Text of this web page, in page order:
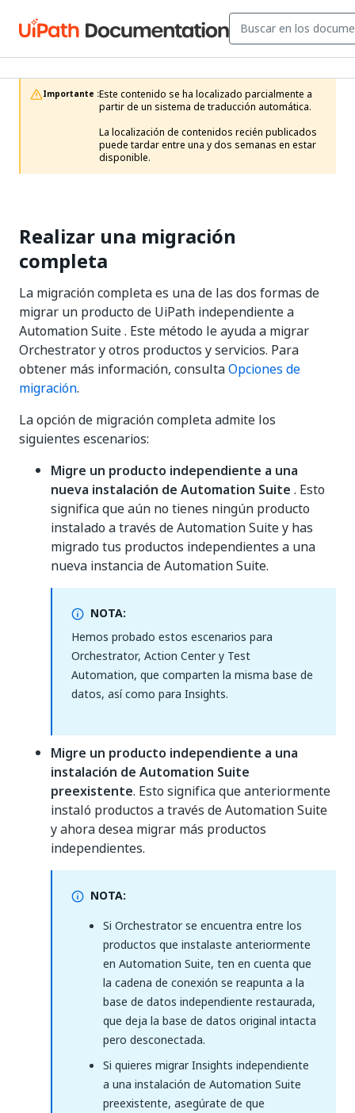
Importante :Este contenido se ha localizado parcialmente a
partir de un sistema de traducción automática.
La localización de contenidos recién publicados
puede tardar entre una y dos semanas en estar
disponible.
Realizar una migración
completa
La migración completa es una de las dos formas de
migrar un producto de UiPath independiente a
Automation Suite . Este método le ayuda a migrar
Orchestrator y otros productos y servicios. Para
obtener más información, consultaOpciones de
migración.
La opción de migración completa admite los
siguientes escenarios:
Migre un producto independiente a una
nueva instalación de Automation Suite . Esto
significa que aún no tienes ningún producto
instalado a través de Automation Suite y has
migrado tus productos independientes a una
nueva instancia de Automation Suite.
NOTA:
Hemos probado estos escenarios para
Orchestrator, Action Center y Test
Automation, que comparten la misma base de
datos, así como para Insights.
Migre un producto independiente a una
instalación de Automation Suite
preexistente. Esto significa que anteriormente
instaló productos a través de Automation Suite
y ahora desea migrar más productos
independientes.
NOTA:
Si Orchestrator se encuentra entre los
productos que instalaste anteriormente
en Automation Suite, ten en cuenta que
la cadena de conexión se reapunta a la
base de datos independiente restaurada,
que deja la base de datos original intacta
pero desconectada.
Si quieres migrar Insights independiente
a una instalación de Automation Suite
preexistente, asegúrate de que